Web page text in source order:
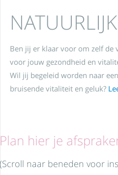
Ben jij er klaar voor om zelf de
voor jouw gezondheid en
Wil jij begeleid worden naar
bruisende vitaliteit en geluk?
Plan hier je
(Scroll naar beneden voor